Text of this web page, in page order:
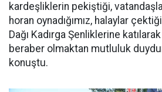
kardeşliklerin pekiştiği,
horan oynadığımız, halaylar
Dağı Kadırga Şenliklerine
beraber olmaktan mutluluk
konuştu.